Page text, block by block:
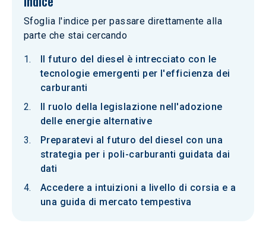
Sfoglia l'indice per passare direttamente alla
parte che stai cercando
Il futuro del diesel è intrecciato con le
tecnologie emergenti per l'efficienza dei
carburanti
Il ruolo della legislazione nell'adozione
delle energie alternative
Preparatevi al futuro del diesel con una
strategia per i poli-carburanti guidata dai
dati
Accedere a intuizioni a livello di corsia e a
una guida di mercato tempestiva